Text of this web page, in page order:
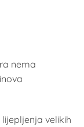
nema
velikih